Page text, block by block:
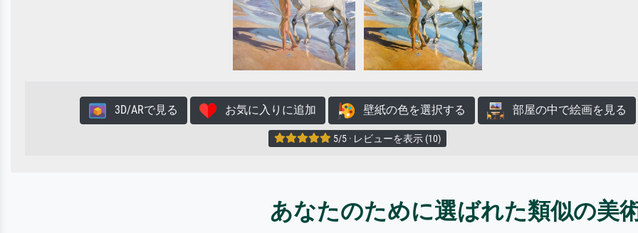
3D/ARで見る お気に入りに追加 壁紙の色を選択する 部屋の中で絵画を見る
5/5 · レビューを表示 (10)
あなたのために選ばれた類似の美